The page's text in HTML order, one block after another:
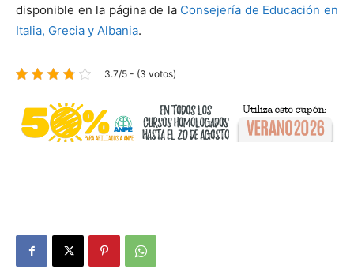
disponible en la página de la Consejería de Educación en
Italia, Grecia y Albania.
3.7/5 - (3 votos)